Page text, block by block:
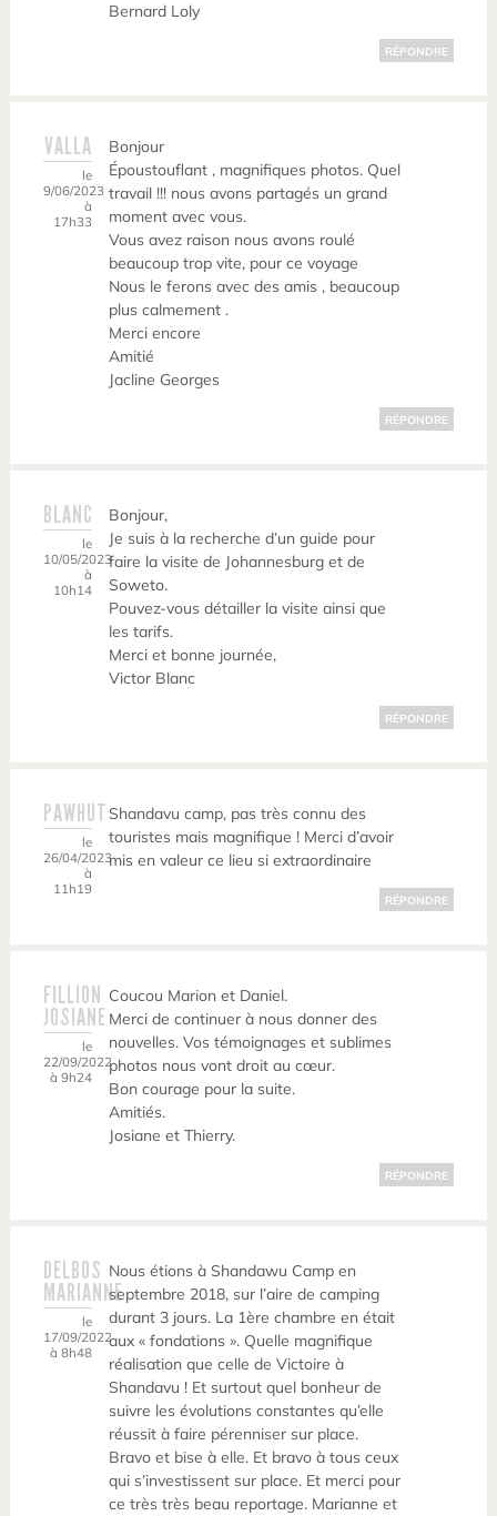
Bernard Loly
RÉPONDRE
VALLA
le
9/06/2023
à
17h33
Bonjour
Époustouflant , magnifiques photos. Quel
travail !!! nous avons partagés un grand
moment avec vous.
Vous avez raison nous avons roulé
beaucoup trop vite, pour ce voyage
Nous le ferons avec des amis , beaucoup
plus calmement .
Merci encore
Amitié
Jacline Georges
RÉPONDRE
BLANC
le
10/05/2023
à
10h14
Bonjour,
Je suis à la recherche d’un guide pour
faire la visite de Johannesburg et de
Soweto.
Pouvez-vous détailler la visite ainsi que
les tarifs.
Merci et bonne journée,
Victor Blanc
RÉPONDRE
PAWHUT
le
26/04/2023
à
11h19
Shandavu camp, pas très connu des
touristes mais magnifique ! Merci d’avoir
mis en valeur ce lieu si extraordinaire
RÉPONDRE
FILLION
JOSIANE
le
22/09/2022
à 9h24
Coucou Marion et Daniel.
Merci de continuer à nous donner des
nouvelles. Vos témoignages et sublimes
photos nous vont droit au cœur.
Bon courage pour la suite.
Amitiés.
Josiane et Thierry.
RÉPONDRE
DELBOS
MARIANNE
le
17/09/2022
à 8h48
Nous étions à Shandawu Camp en
septembre 2018, sur l’aire de camping
durant 3 jours. La 1ère chambre en était
aux « fondations ». Quelle magnifique
réalisation que celle de Victoire à
Shandavu ! Et surtout quel bonheur de
suivre les évolutions constantes qu’elle
réussit à faire pérenniser sur place.
Bravo et bise à elle. Et bravo à tous ceux
qui s’investissent sur place. Et merci pour
ce très très beau reportage. Marianne et